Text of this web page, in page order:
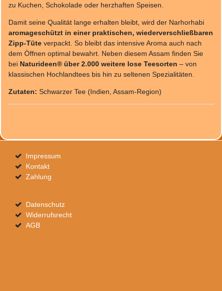
zu Kuchen, Schokolade oder herzhaften Speisen.
Damit seine Qualität lange erhalten bleibt, wird der Narhorhabi
aromageschützt in einer praktischen, wiederverschließbaren
Zipp-Tüte verpackt. So bleibt das intensive Aroma auch nach
dem Öffnen optimal bewahrt. Neben diesem Assam finden Sie
bei Naturideen® über 2.000 weitere lose Teesorten – von
klassischen Hochlandtees bis hin zu seltenen Spezialitäten.
Zutaten: Schwarzer Tee (Indien, Assam-Region)
Impressum
Kontakt
Zahlung
Datenschutz
Widerrufsrecht
AGB